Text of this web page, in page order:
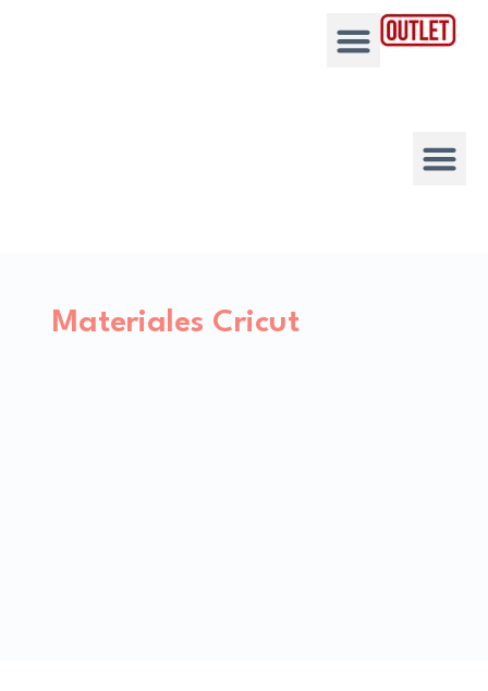
Materiales Cricut